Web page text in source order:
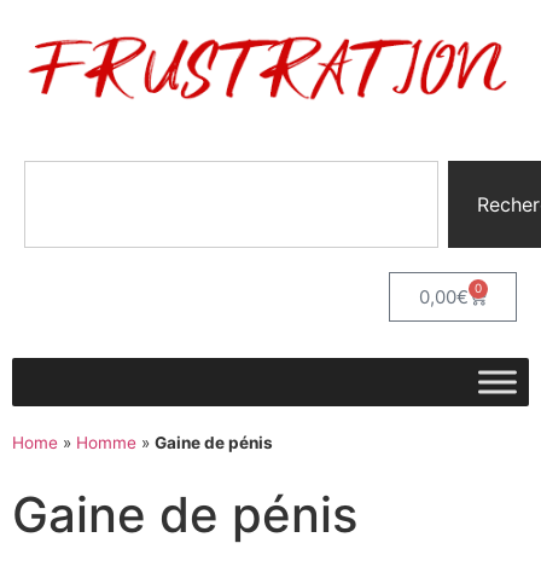
0,00€ 0
Home » Homme » Gaine de pénis
Gaine de pénis